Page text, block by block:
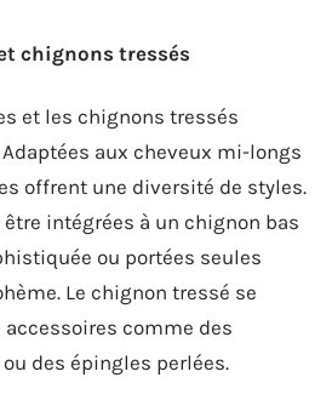
chignons tressés
et les chignons tressés
aux cheveux mi-longs
offrent une diversité de styles.
intégrées à un chignon bas
ou portées seules
Le chignon tressé se
comme des
des épingles perlées.